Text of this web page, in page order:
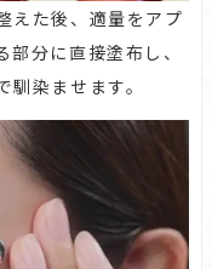
えた後、適量をアプ
分に直接塗布し、
染ませます。